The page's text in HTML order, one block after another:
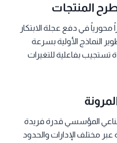
في دفع عجلة الابتكار
النماذج الأولية بسرعة
تستجيب بفاعلية للتغيرات
المؤسسي قدرة فريدة
مختلف الإدارات والحدود